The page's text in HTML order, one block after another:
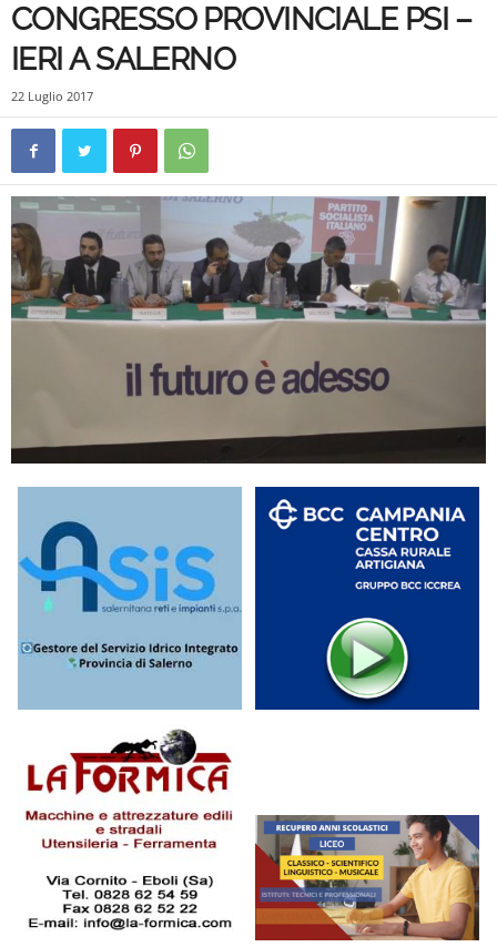
CONGRESSO PROVINCIALE PSI –
IERI A SALERNO
22 Luglio 2017